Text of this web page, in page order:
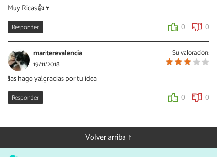
Muy Ricas👍🍷
Responder 0 0
Su valoración:
mariterevalencia
19/11/2018
!las hago ya!.gracias por tu idea
Responder 0 0
Volver arriba ↑